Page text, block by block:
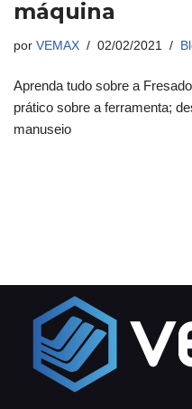
máquina
por VEMAX 02/02/2021
Aprenda tudo sobre a
prático sobre a ferramenta;
manuseio